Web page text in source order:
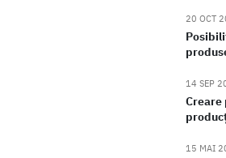
20 OCT
14 SEP
Creare
15 MAI